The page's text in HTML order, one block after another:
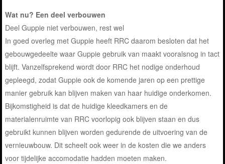
Wat nu? Een deel verbouwen
Deel Guppie niet verbouwen, rest wel
In goed overleg met Guppie heeft RRC daarom besloten dat het
gebouwgedeelte waar Guppie gebruik van maakt vooralsnog in tact
blijft. Vanzelfsprekend wordt door RRC het nodige onderhoud
gepleegd, zodat Guppie ook de komende jaren op een prettige
manier gebruik kan blijven maken van haar huidige onderkomen.
Bijkomstigheid is dat de huidige kleedkamers en de
materialenruimte van RRC voorlopig ook blijven staan en dus
gebruikt kunnen blijven worden gedurende de uitvoering van de
vernieuwbouw. Dit scheelt ook weer in de kosten die we anders
voor tijdelijke accomodatie hadden moeten maken.